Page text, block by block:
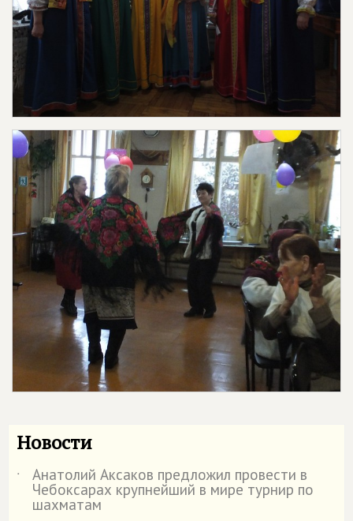
Новости
˙ Анатолий Аксаков предложил провести в
Чебоксарах крупнейший в мире турнир по
шахматам